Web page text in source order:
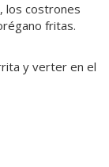
los costrones
fritas.
y verter en el